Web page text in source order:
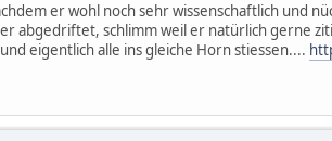
er wohl noch sehr wissenschaftlich und
abgedriftet, schlimm weil er natürlich gerne
eigentlich alle ins gleiche Horn stiessen....